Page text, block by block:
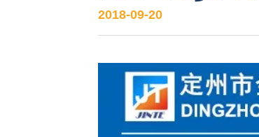
2018-09-20